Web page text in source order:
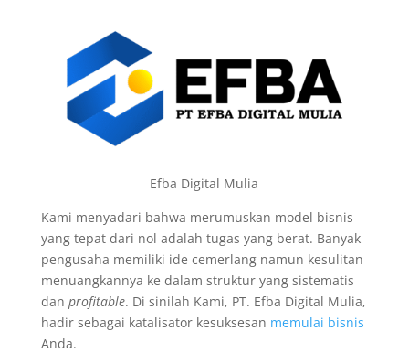
Efba Digital Mulia
Kami menyadari bahwa merumuskan model bisnis
yang tepat dari nol adalah tugas yang berat. Banyak
pengusaha memiliki ide cemerlang namun kesulitan
menuangkannya ke dalam struktur yang sistematis
dan profitable. Di sinilah Kami, PT. Efba Digital Mulia,
hadir sebagai katalisator kesuksesan memulai bisnis
Anda.